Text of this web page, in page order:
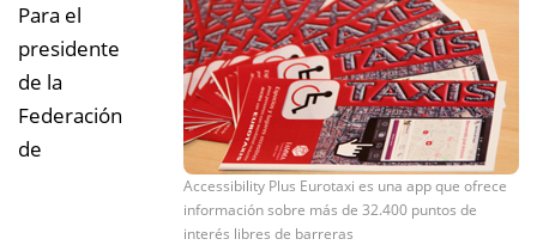
Accessibility Plus Eurotaxi es una app que ofrece
información sobre más de 32.400 puntos de
interés libres de barreras
Para el
presidente
de la
Federación
de